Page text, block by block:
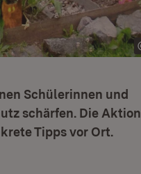
Schülerinnen und
schärfen. Die Aktion
Tipps vor Ort.